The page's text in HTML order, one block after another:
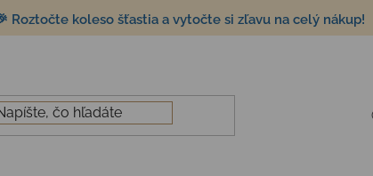
Roztočte koleso šťastia a vytočte si zľavu na celý nákup!